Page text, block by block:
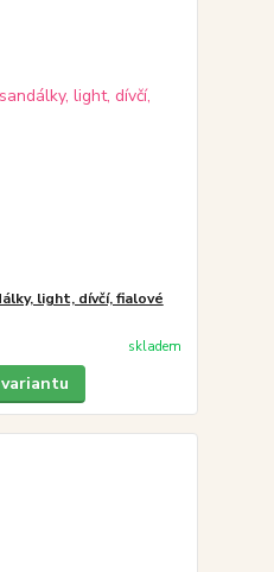
light, dívčí, fialové
skladem